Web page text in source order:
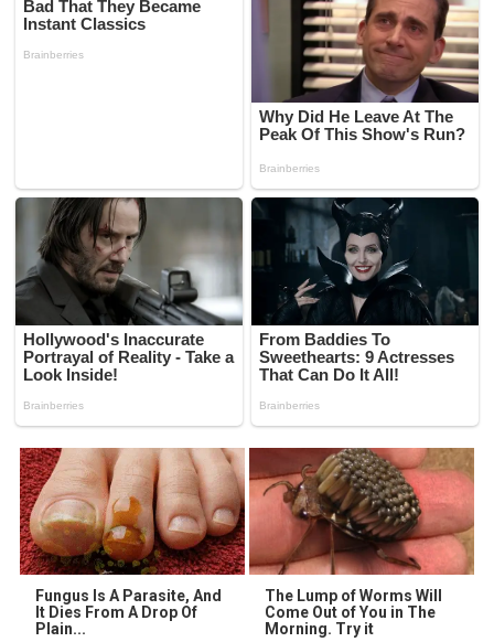
Fungus Is A Parasite, And
It Dies From A Drop Of
Plain...
The Lump of Worms Will
Come Out of You in The
Morning. Try it